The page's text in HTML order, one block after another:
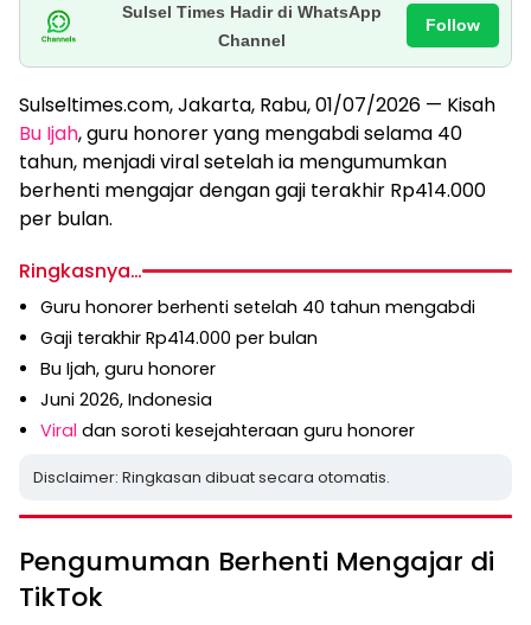
Sulsel Times Hadir di WhatsApp
Channel
Follow
Sulseltimes.com, Jakarta, Rabu, 01/07/2026 — Kisah
Bu Ijah, guru honorer yang mengabdi selama 40
tahun, menjadi viral setelah ia mengumumkan
berhenti mengajar dengan gaji terakhir Rp414.000
per bulan.
Ringkasnya…
Guru honorer berhenti setelah 40 tahun mengabdi
Gaji terakhir Rp414.000 per bulan
Bu Ijah, guru honorer
Juni 2026, Indonesia
Viral dan soroti kesejahteraan guru honorer
Disclaimer: Ringkasan dibuat secara otomatis.
Pengumuman Berhenti Mengajar di
TikTok